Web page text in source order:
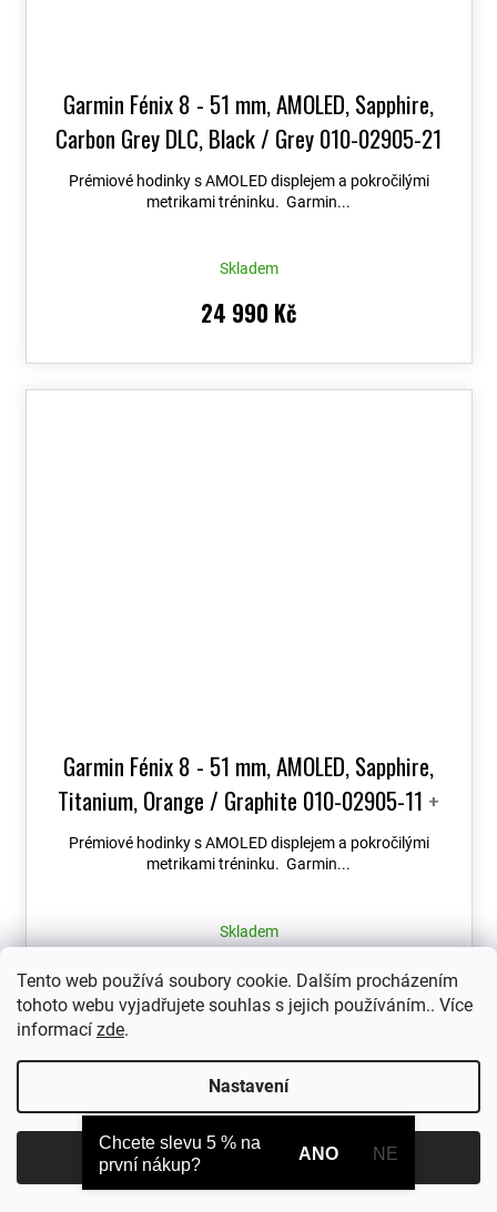
Tento web používá soubory cookie. Dalším procházením
tohoto webu vyjadřujete souhlas s jejich používáním.. Více
informací zde.
Nastavení
Garmin Fénix 8 - 51 mm, AMOLED, Sapphire,
Carbon Grey DLC, Black / Grey 010-02905-21
+ možnost výměny do 90 dní + Topo Czech PRO
Voucher
Prémiové hodinky s AMOLED displejem a pokročilými
metrikami tréninku. Garmin...
Skladem
24 990 Kč
Garmin Fénix 8 - 51 mm, AMOLED, Sapphire,
Titanium, Orange / Graphite 010-02905-11 +
možnost výměny do 90 dní + Topo Czech PRO
Voucher
Prémiové hodinky s AMOLED displejem a pokročilými
metrikami tréninku. Garmin...
Skladem
24 990 Kč
Chcete slevu 5 % na
první nákup?
ANO NE